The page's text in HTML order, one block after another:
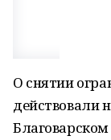
О снятии
действовали